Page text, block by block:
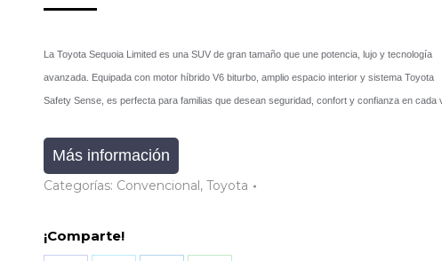
La Toyota Sequoia Limited es una SUV de gran tamaño que une potencia, lujo y tecnología
avanzada. Equipada con motor híbrido V6 biturbo, amplio espacio interior y sistema Toyota
Safety Sense, es perfecta para familias que desean seguridad, confort y confianza en cada
Más información
Categorías: Convencional, Toyota
¡Comparte!